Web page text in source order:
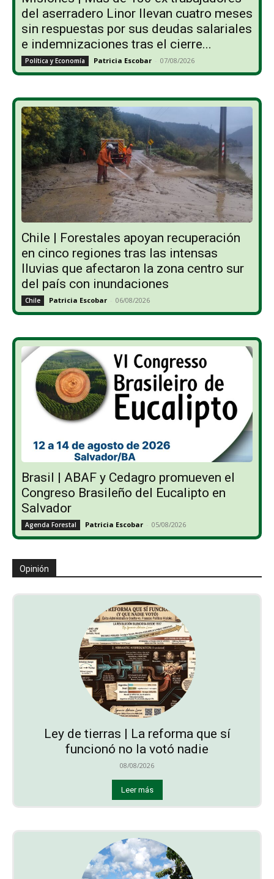
del aserradero Linor llevan cuatro meses
sin respuestas por sus deudas salariales
e indemnizaciones tras el cierre...
Política y Economía Patricia Escobar - 07/08/2026
Chile | Forestales apoyan recuperación
en cinco regiones tras las intensas
lluvias que afectaron la zona centro sur
del país con inundaciones
Chile Patricia Escobar - 06/08/2026
Brasil | ABAF y Cedagro promueven el
Congreso Brasileño del Eucalipto en
Salvador
Agenda Forestal Patricia Escobar - 05/08/2026
Opinión
Ley de tierras | La reforma que sí
funcionó no la votó nadie
08/08/2026
Leer más